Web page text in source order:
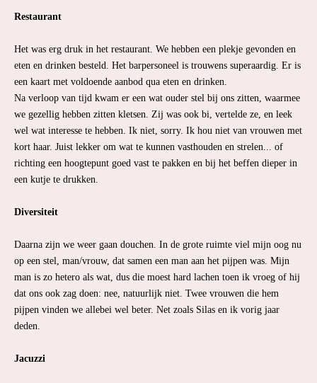
Restaurant
Het was erg druk in het restaurant. We hebben een plekje gevonden en
eten en drinken besteld. Het barpersoneel is trouwens superaardig. Er is
een kaart met voldoende aanbod qua eten en drinken.
Na verloop van tijd kwam er een wat ouder stel bij ons zitten, waarmee
we gezellig hebben zitten kletsen. Zij was ook bi, vertelde ze, en leek
wel wat interesse te hebben. Ik niet, sorry. Ik hou niet van vrouwen met
kort haar. Juist lekker om wat te kunnen vasthouden en strelen... of
richting een hoogtepunt goed vast te pakken en bij het beffen dieper in
een kutje te drukken.
Diversiteit
Daarna zijn we weer gaan douchen. In de grote ruimte viel mijn oog nu
op een stel, man/vrouw, dat samen een man aan het pijpen was. Mijn
man is zo hetero als wat, dus die moest hard lachen toen ik vroeg of hij
dat ons ook zag doen: nee, natuurlijk niet. Twee vrouwen die hem
pijpen vinden we allebei wel beter. Net zoals Silas en ik vorig jaar
deden.
Jacuzzi